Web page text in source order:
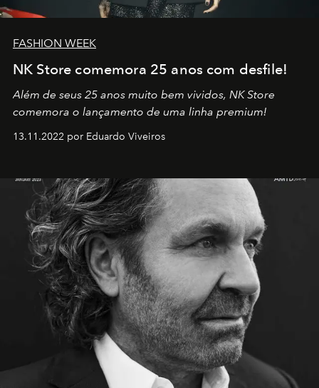
FASHION WEEK
NK Store comemora 25 anos com desfile!
Além de seus 25 anos muito bem vividos, NK Store
comemora o lançamento de uma linha premium!
13.11.2022 por Eduardo Viveiros